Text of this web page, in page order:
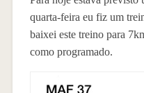
quarta-feira eu fiz um
baixei este treino para
como programado.